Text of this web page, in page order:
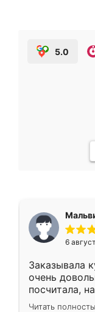
5.0
6
Заказывала
очень
посчитала,
Замерщик
Читать